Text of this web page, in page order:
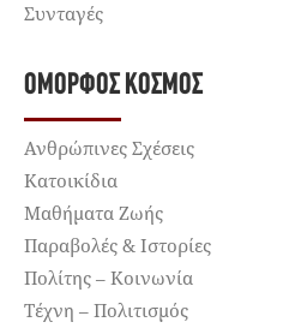
Συνταγές
ΌΜΟΡΦΟΣ ΚΌΣΜΟΣ
Ανθρώπινες Σχέσεις
Κατοικίδια
Μαθήματα Ζωής
Παραβολές & Ιστορίες
Πολίτης – Κοινωνία
Τέχνη – Πολιτισμός